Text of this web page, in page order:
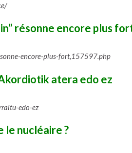
résonne encore plus
encore-plus-fort,157597.php
atera edo ez
edo-ez
le nucléaire ?